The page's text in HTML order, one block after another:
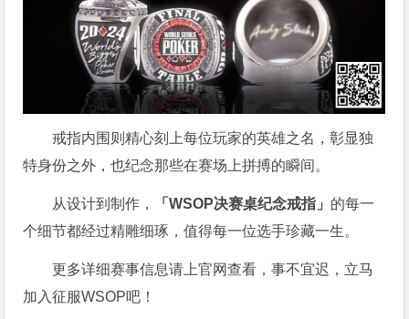
戒指内围则精心刻上每位玩家的英雄之名，彰显独
特身份之外，也纪念那些在赛场上拼搏的瞬间。
从设计到制作， 「WSOP决赛桌纪念戒指」 的每一
个细节都经过精雕细琢，值得每一位选手珍藏一生。
更多详细赛事信息请上官网查看，事不宜迟，立马
加入征服WSOP吧！